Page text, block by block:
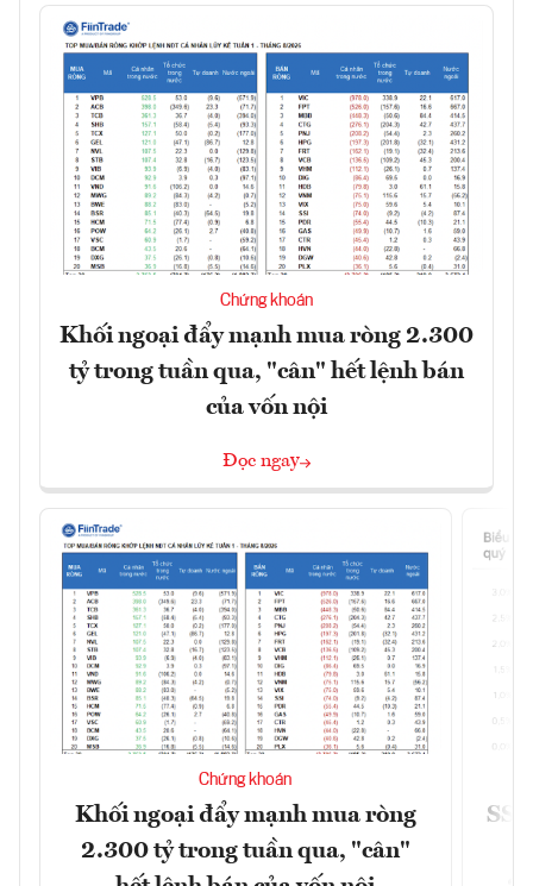
Chứng khoán
Khối ngoại đẩy mạnh mua ròng 2.300
tỷ trong tuần qua, "cân" hết lệnh bán
của vốn nội
Đọc ngay
Chứng khoán
Khối ngoại đẩy mạnh mua ròng
2.300 tỷ trong tuần qua, "cân"
SSI